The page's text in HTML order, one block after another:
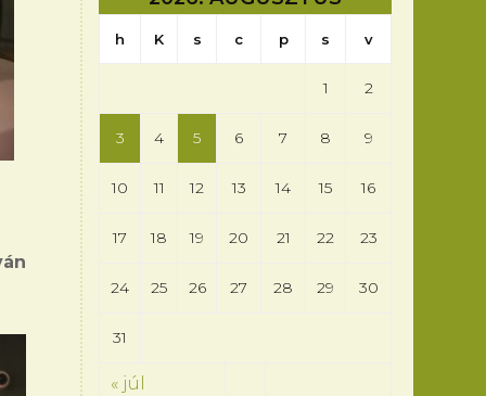
h K s c p s v
1 2
3 4 5 6 7 8 9
10 11 12 13 14 15 16
17 18 19 20 21 22 23
24 25 26 27 28 29 30
31
« júl